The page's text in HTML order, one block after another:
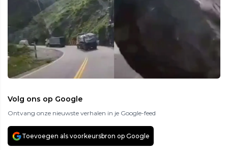
Volg ons op Google
Ontvang onze nieuwste verhalen in je Google-feed
Toevoegen als voorkeursbron op Google